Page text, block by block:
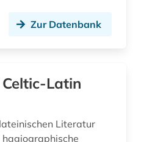
Zur Datenbank
Latin
Literatur
hagiographische